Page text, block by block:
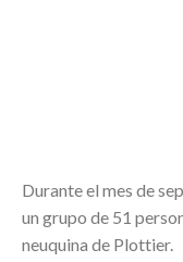
Durante el mes de
un grupo de 51
neuquina de Plottier.